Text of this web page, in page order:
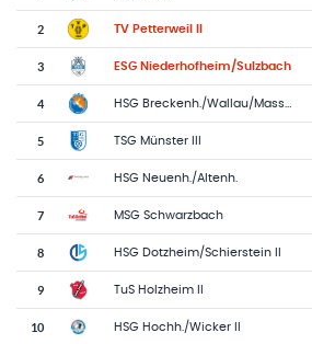
2 TV Petterweil II
3 ESG Niederhofheim/Sulzbach
4
5 TSG Münster III
6 HSG Neuenh./Altenh.
7 MSG Schwarzbach
8 HSG Dotzheim/Schierstein II
9 TuS Holzheim II
10 HSG Hochh./Wicker II